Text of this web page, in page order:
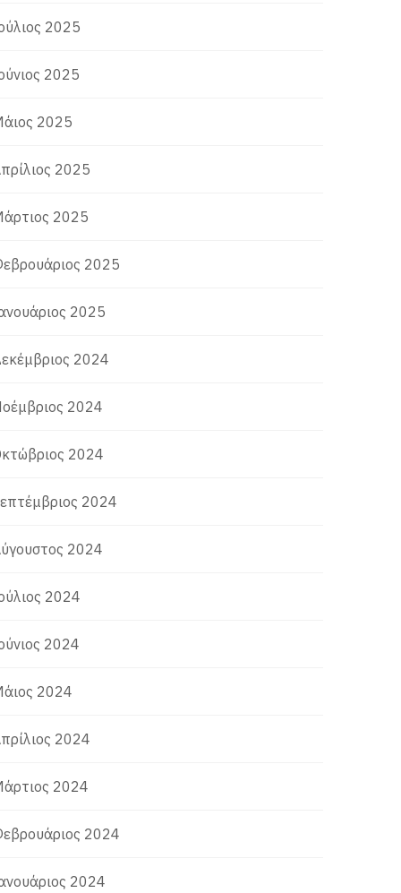
2025
2025
2025
2025
2025
2025
2025
2024
2024
2024
2024
2024
2024
2024
2024
2024
2024
2024
2024